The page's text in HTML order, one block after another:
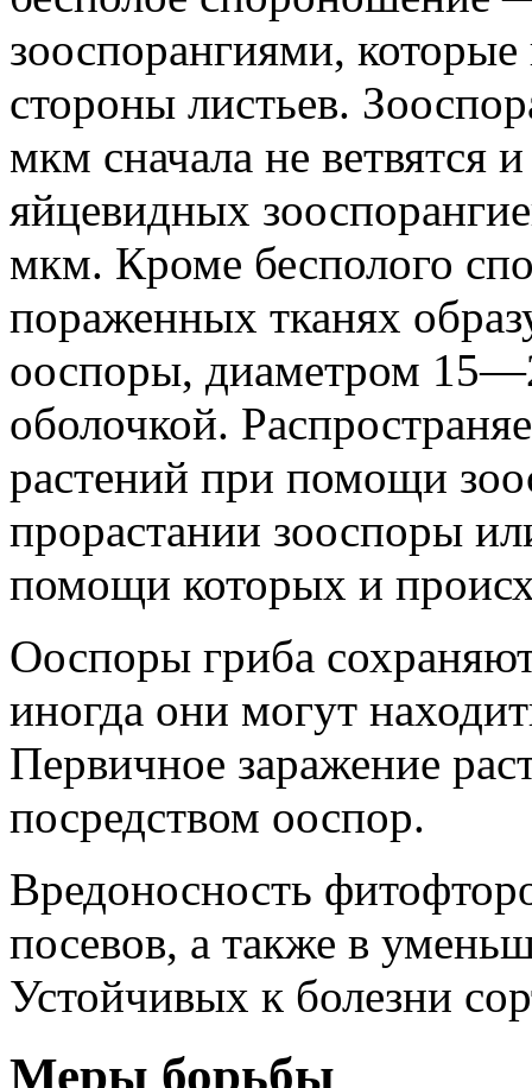
зооспорангиями,
стороны листьев.
мкм сначала не
яйцевидных
мкм. Кроме бесполого
пораженных тканях
ооспоры, диаметром
оболочкой.
растений при помощи
прорастании зооспоры
помощи которых и
Ооспоры гриба
иногда они могут
Первичное заражение
посредством ооспор.
Вредоносность
посевов, а также в
Устойчивых к болезни
Меры борьбы